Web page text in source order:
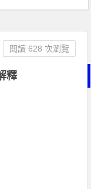
釋
閱讀 628 次瀏覽